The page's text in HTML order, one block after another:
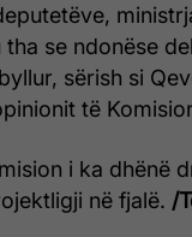
tha se ndonëse
sërish si
të
i ka dhënë
në fjalë. /